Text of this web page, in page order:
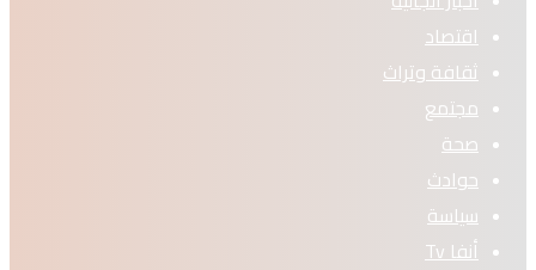
اقتصاد
ثقافة وتراث
مجتمع
صحة
حوادث
سياسة
أنفا Tv